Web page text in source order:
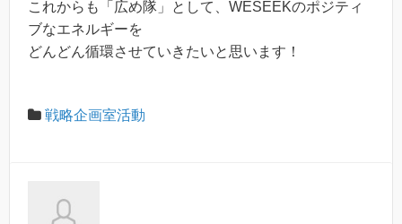
これからも「広め隊」として、WESEEKのポジティ
ブなエネルギーを
どんどん循環させていきたいと思います！
戦略企画室活動